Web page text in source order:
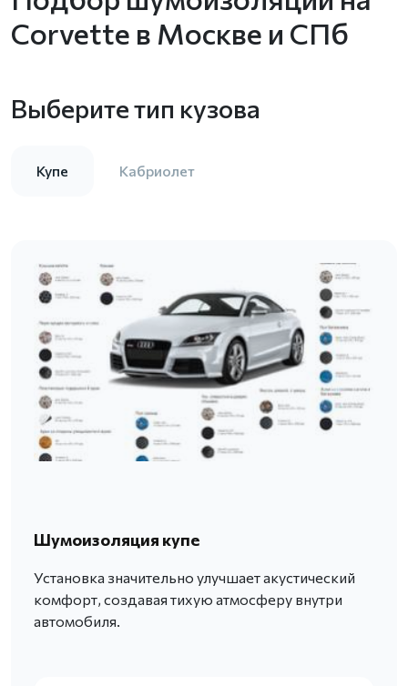
Corvette в Москве и СПб
Выберите тип кузова
Купе Кабриолет
Шумоизоляция купе
Установка значительно улучшает акустический
комфорт, создавая тихую атмосферу внутри
автомобиля.